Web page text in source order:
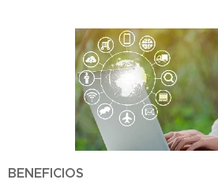
BENEFICIOS